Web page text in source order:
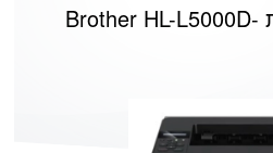
Brother HL-L5000D-